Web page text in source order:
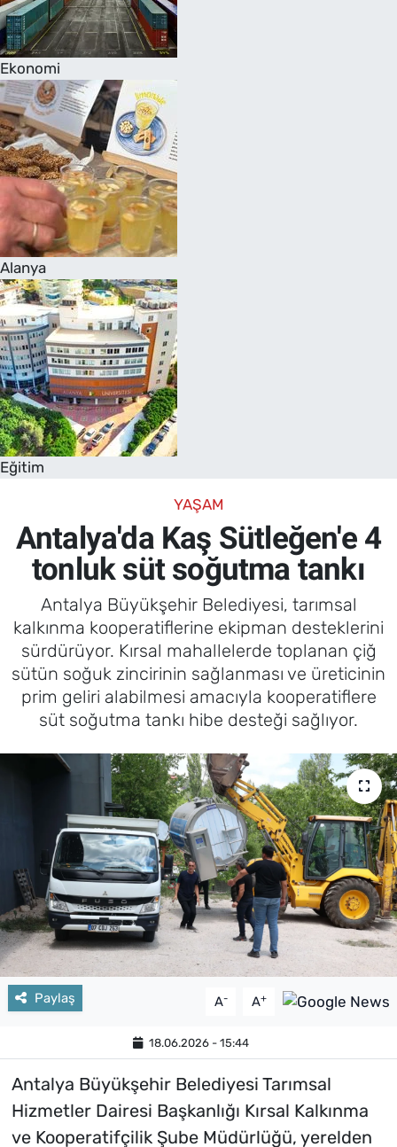
Ekonomi
Alanya
Eğitim
YAŞAM
Antalya'da Kaş Sütleğen'e 4
tonluk süt soğutma tankı
Antalya Büyükşehir Belediyesi, tarımsal
kalkınma kooperatiflerine ekipman desteklerini
sürdürüyor. Kırsal mahallelerde toplanan çiğ
sütün soğuk zincirinin sağlanması ve üreticinin
prim geliri alabilmesi amacıyla kooperatiflere
süt soğutma tankı hibe desteği sağlıyor.
Paylaş A- A+
18.06.2026 - 15:44
Antalya Büyükşehir Belediyesi Tarımsal
Hizmetler Dairesi Başkanlığı Kırsal Kalkınma
ve Kooperatifçilik Şube Müdürlüğü, yerelden